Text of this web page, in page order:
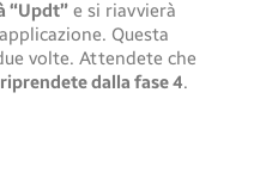
“Updt” e si riavvierà
Questa
volte. Attendete che
riprendete dalla fase 4.